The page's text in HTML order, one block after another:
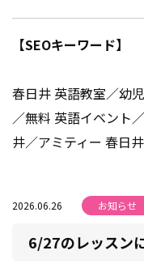
【SEOキーワード】
春日井 英語教室／幼
／無料 英語イベント
井／アミティー 春日
2026.06.26 お知らせ
6/27のレッスン